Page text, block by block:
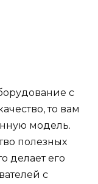
с
то вам
модель.
полезных
делает его
с